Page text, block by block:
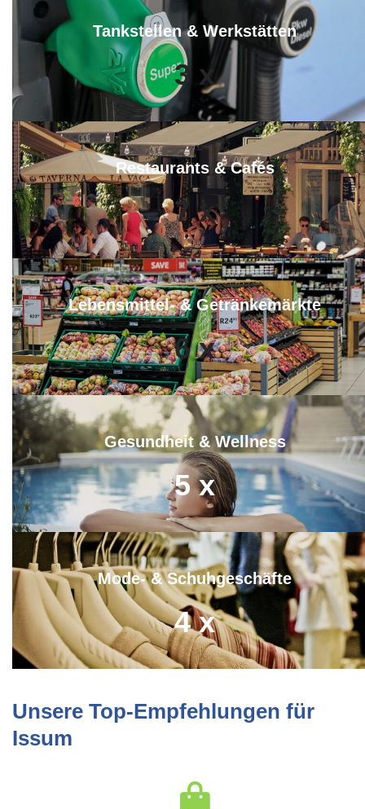
Tankstellen & Werkstätten
3 x
Restaurants & Cafés
7 x
Lebensmittel- & Getränkemärkte
6 x
Gesundheit & Wellness
5 x
Mode- & Schuhgeschäfte
4 x
Unsere Top-Empfehlungen für
Issum